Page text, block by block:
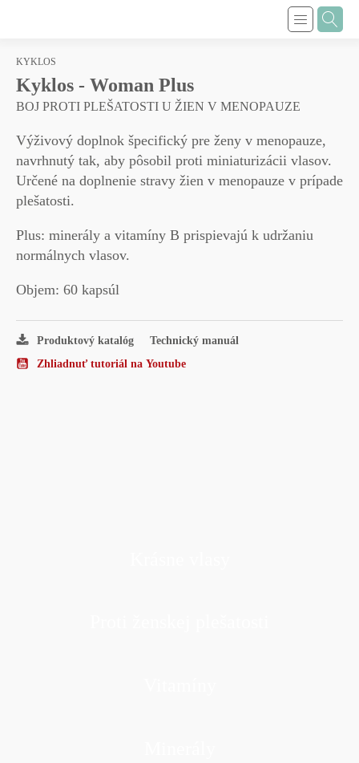
KYKLOS
Kyklos - Woman Plus
BOJ PROTI PLEŠATOSTI U ŽIEN V MENOPAUZE
Výživový doplnok špecifický pre ženy v menopauze,
navrhnutý tak, aby pôsobil proti miniaturizácii vlasov.
Určené na doplnenie stravy žien v menopauze v prípade
plešatosti.
Plus: minerály a vitamíny B prispievajú k udržaniu
normálnych vlasov.
Objem: 60 kapsúl
Produktový katalóg
Technický manuál
Zhliadnuť tutoriál na Youtube